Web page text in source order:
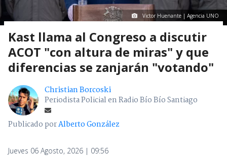
Victor Huenante | Agencia UNO
Kast llama al Congreso a discutir
ACOT "con altura de miras" y que
diferencias se zanjarán "votando"
Christian Borcoski
Periodista Policial en Radio Bío Bío Santiago
Publicado porAlberto González
Jueves 06 Agosto, 2026 | 09:56